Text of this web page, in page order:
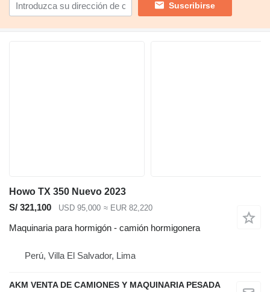
Suscribirse
Howo TX 350 Nuevo 2023
S/ 321,100
USD 95,000 ≈ EUR 82,220
Maquinaria para hormigón - camión hormigonera
Perú, Villa El Salvador, Lima
AKM VENTA DE CAMIONES Y MAQUINARIA PESADA